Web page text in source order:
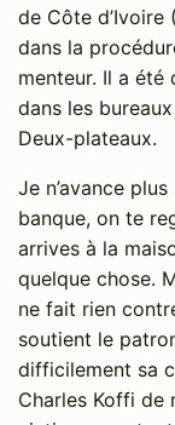
de Côte
dans la
menteur. Il a été
dans les
Deux-plateaux.
Je n’avance
banque, on te
arrives à la
quelque chose.
ne fait rien
soutient le
difficilement sa
Charles Koffi de